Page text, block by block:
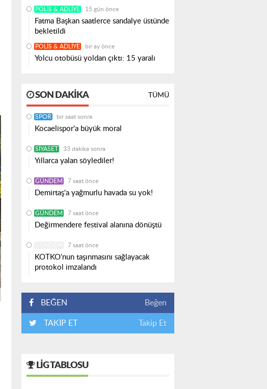
POLIS & ADLIYE 15 gün önce
Fatma Başkan saatlerce sandalye üstünde
bekletildi
POLIS & ADLIYE bir ay önce
Yolcu otobüsü yoldan çıktı: 15 yaralı
SON DAKIKA TÜMÜ
SPOR bir saat sonra
Kocaelispor'a büyük moral
SIYASET 33 dakika sonra
Yıllarca yalan söylediler!
GÜNDEM 7 saat önce
Demirtaş'a yağmurlu havada su yok!
GÜNDEM 7 saat önce
Değirmendere festival alanına dönüştü
7 saat önce
KOTKO’nun taşınmasını sağlayacak
protokol imzalandı
BEĞEN Beğen
TAKİP ET Takip Et
LIG TABLOSU